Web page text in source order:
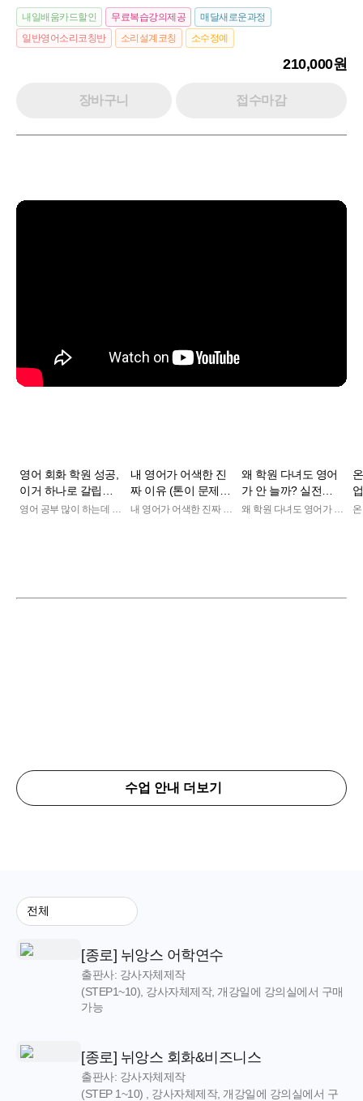
내일배움카드할인 무료복습강의제공
매달새로운과정
일반영어소리코칭반
소리설계코칭 소수정예
210,000원
장바구니 접수마감
영어 회화 학원 성공,
이거 하나로 갈립니
다.
영어 공부 많이 하는데 막
어 만드는 방법 이 영상에
내 영어가 어색한 진
짜 이유 (톤이 문제였
습니다)
내 영어가 어색한 진짜 이
왜 학원 다녀도 영어
가 안 늘까? 실전대
응 훈련!
왜 학원 다녀도 영어가 안
수업 안내 더보기
[종로] 뉘앙스 어학연수
출판사: 강사자체제작
(STEP1~10), 강사자체제작, 개강일에 강의실에서 구매
가능
[종로] 뉘앙스 회화&비즈니스
출판사: 강사자체제작
(STEP 1~10) , 강사자체제작, 개강일에 강의실에서 구